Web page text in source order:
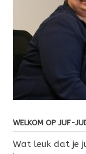
WELKOM OP JUF-
Wat leuk dat je